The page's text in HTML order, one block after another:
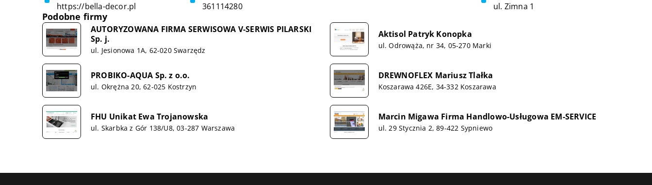
https://bella-decor.pl
361114280
ul. Zimna 1
Podobne firmy
AUTORYZOWANA FIRMA SERWISOWA V-SERWIS PILARSKI
Sp. j.
ul. Jesionowa 1A, 62-020 Swarzędz
Aktisol Patryk Konopka
ul. Odrowąża, nr 34, 05-270 Marki
PROBIKO-AQUA Sp. z o.o.
ul. Okrężna 20, 62-025 Kostrzyn
DREWNOFLEX Mariusz Tlałka
Koszarawa 426E, 34-332 Koszarawa
FHU Unikat Ewa Trojanowska
ul. Skarbka z Gór 138/U8, 03-287 Warszawa
Marcin Migawa Firma Handlowo-Usługowa EM-SERVICE
ul. 29 Stycznia 2, 89-422 Sypniewo